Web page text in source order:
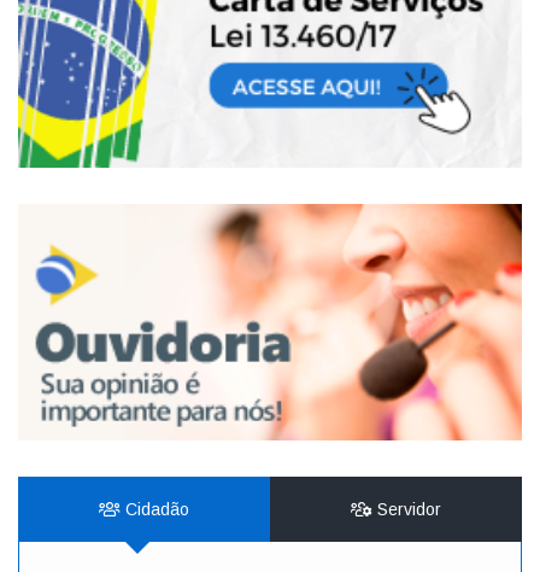
Cidadão Servidor